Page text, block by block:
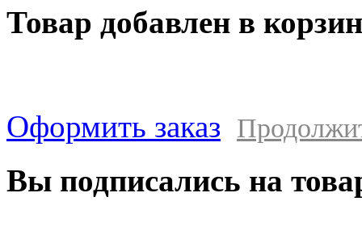
Товар добавлен в
Оформить заказ
Вы подписались на